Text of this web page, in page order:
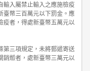
輸入屬禁止輸入之應施檢疫
臺幣三百萬元以下罰金。應
疫者，得處新臺幣五萬元以
第三項規定，未將郵遞寄送
銷燬者，處新臺幣三萬元以